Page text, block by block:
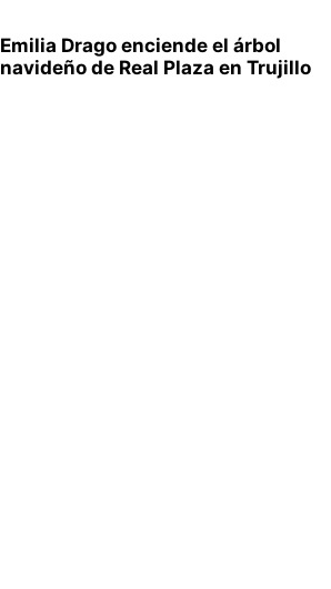
Emilia Drago enciende el árbol
navideño de Real Plaza en Trujillo